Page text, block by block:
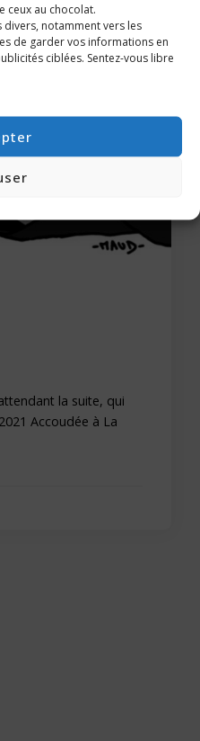
ceux au chocolat.
notamment vers les
de garder vos informations en
ciblées. Sentez-vous libre
la suite, qui
Accoudée à La